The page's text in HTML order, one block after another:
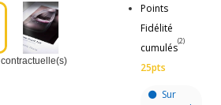
Points
Fidélité
cumulés
(2)
25pts
Sur